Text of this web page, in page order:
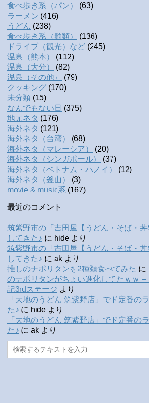
食べ歩き系（パン）
(63)
ラーメン (416)
うどん (238)
食べ歩き系（麺類）
(136)
ドライブ（観光）など (245)
温泉（熊本）
(112)
温泉（大分）
(82)
温泉（その他）
(79)
クッキング (170)
未分類 (15)
なんでもない日 (375)
地元ネタ (176)
海外ネタ (121)
海外ネタ（台湾）
(68)
海外ネタ（マレーシア）
(20)
海外ネタ（シンガポール）
(37)
海外ネタ（ベトナム・ハノイ）
(12)
海外ネタ（釜山）
(3)
movie & music系 (167)
最近のコメント
筑紫野市の「吉田屋【うどん・そば・
してきた♪ に hide より
筑紫野市の「吉田屋【うどん・そば・
してきた♪ に ak より
推しのナポリタンを2種類食べてみた に
のナポリタンがちょい進化してたｗｗ –
記3rdステージ より
「大地のうどん 筑紫野店」でド定番の
た♪ に hide より
「大地のうどん 筑紫野店」でド定番の
た♪ に ak より